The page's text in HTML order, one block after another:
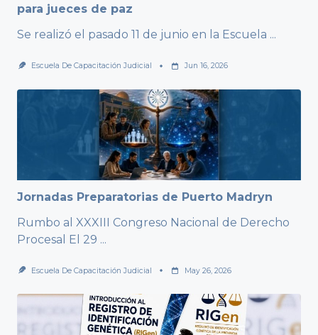
para jueces de paz
Se realizó el pasado 11 de junio en la Escuela ...
Escuela De Capacitación Judicial Jun 16, 2026
Jornadas Preparatorias de Puerto Madryn
Rumbo al XXXIII Congreso Nacional de Derecho
Procesal El 29 ...
Escuela De Capacitación Judicial May 26, 2026